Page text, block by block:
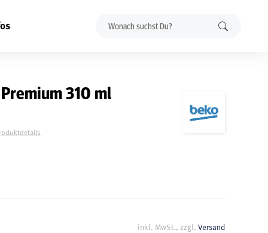
310 ml
inkl. MwSt., zzgl. Versand